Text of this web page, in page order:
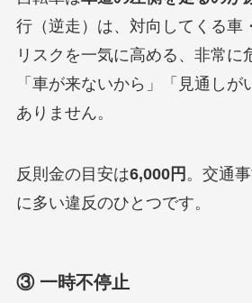
行（逆走）は、対向してくる車
リスクを一気に高める、非常に
「車が来ないから」「見通しが
ありません。
反則金の目安は6,000円 。交通
に多い違反のひとつです。
③ 一時不停止